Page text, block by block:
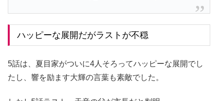
ハッピーな展開だがラストが不穏
5話は、夏目家がついに4人そろってハッピーな展開でし
たし、響を励ます大輝の言葉も素敵でした。